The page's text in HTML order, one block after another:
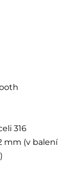
316
mm (v balení